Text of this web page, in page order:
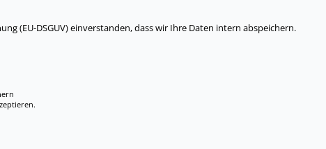
(EU-DSGUV) einverstanden, dass wir Ihre Daten intern abspeichern.